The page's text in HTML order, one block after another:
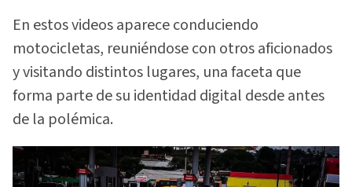
En estos videos aparece conduciendo
motocicletas, reuniéndose con otros aficionados
y visitando distintos lugares, una faceta que
forma parte de su identidad digital desde antes
de la polémica.